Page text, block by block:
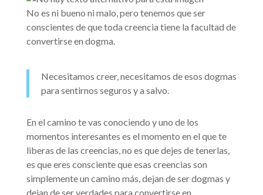
No es ni bueno ni malo, pero tenemos que ser
conscientes de que toda creencia tiene la facultad de
convertirse en dogma.
Necesitamos creer, necesitamos de esos dogmas
para sentirnos seguros y a salvo.
En el camino te vas conociendo y uno de los
momentos interesantes es el momento en el que te
liberas de las creencias, no es que dejes de tenerlas,
es que eres consciente que esas creencias son
simplemente un camino más, dejan de ser dogmas y
dejan de ser verdades para convertirse en